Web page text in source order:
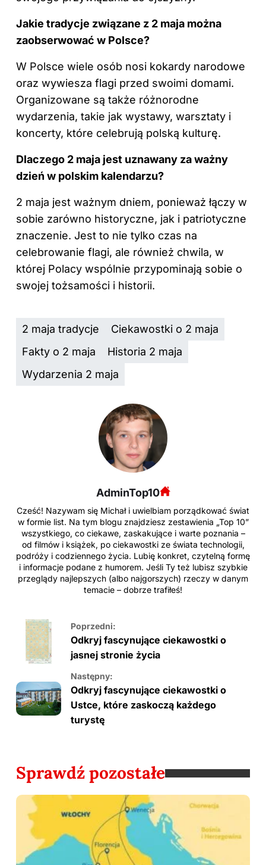
Jakie tradycje związane z 2 maja można
zaobserwować w Polsce?
W Polsce wiele osób nosi kokardy narodowe
oraz wywiesza flagi przed swoimi domami.
Organizowane są także różnorodne
wydarzenia, takie jak wystawy, warsztaty i
koncerty, które celebrują polską kulturę.
Dlaczego 2 maja jest uznawany za ważny
dzień w polskim kalendarzu?
2 maja jest ważnym dniem, ponieważ łączy w
sobie zarówno historyczne, jak i patriotyczne
znaczenie. Jest to nie tylko czas na
celebrowanie flagi, ale również chwila, w
której Polacy wspólnie przypominają sobie o
swojej tożsamości i historii.
2 maja tradycje
Ciekawostki o 2 maja
Fakty o 2 maja
Historia 2 maja
Wydarzenia 2 maja
AdminTop10
Cześć! Nazywam się Michał i uwielbiam porządkować świat
w formie list. Na tym blogu znajdziesz zestawienia „Top 10”
wszystkiego, co ciekawe, zaskakujące i warte poznania –
od filmów i książek, po ciekawostki ze świata technologii,
podróży i codziennego życia. Lubię konkret, czytelną formę
i informacje podane z humorem. Jeśli Ty też lubisz szybkie
przeglądy najlepszych (albo najgorszych) rzeczy w danym
temacie – dobrze trafiłeś!
Poprzedni:
Odkryj fascynujące ciekawostki o
jasnej stronie życia
Następny:
Odkryj fascynujące ciekawostki o
Ustce, które zaskoczą każdego
turystę
Sprawdź pozostałe